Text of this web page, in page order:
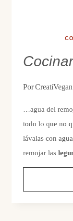
Por
…agua del
todo lo que no
lávalas con
remojar las